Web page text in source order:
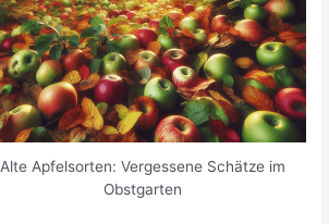
Alte Apfelsorten: Vergessene Schätze im
Obstgarten